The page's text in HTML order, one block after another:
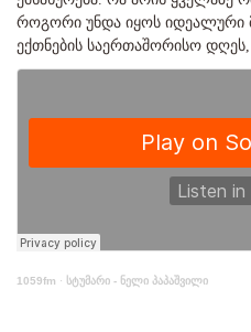
როგორი უნდა იყოს იდეალური
ექთნების საერთაშორისო დღეს,
1059fm · სტუმარი - ნელი პაპაშვილი